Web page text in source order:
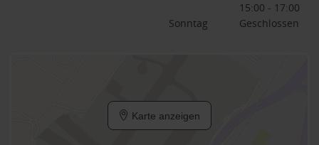
15:00 - 17:00
Sonntag
Geschlossen
Karte anzeigen